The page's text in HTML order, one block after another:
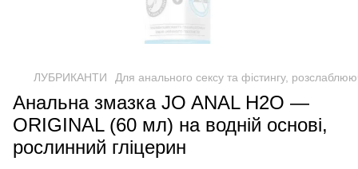
ЛУБРИКАНТИ Для анального сексу та фістингу,
Анальна змазка JO ANAL H2O —
ORIGINAL (60 мл) на водній основі,
рослинний гліцерин